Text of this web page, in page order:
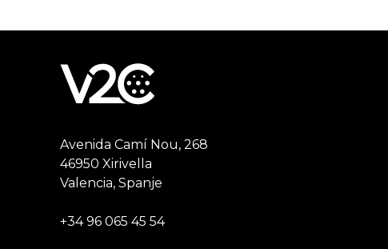
Avenida Camí Nou, 268
46950 Xirivella
Valencia, Spanje
+34 96 065 45 54